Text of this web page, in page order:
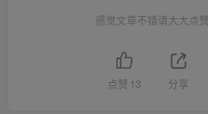
感觉文章不错请大大点
点赞 13 分享